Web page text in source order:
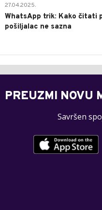
27.04.2025.
WhatsApp trik: Kako čitati
pošiljalac ne sazna
PREUZMI NOVU
Savršen